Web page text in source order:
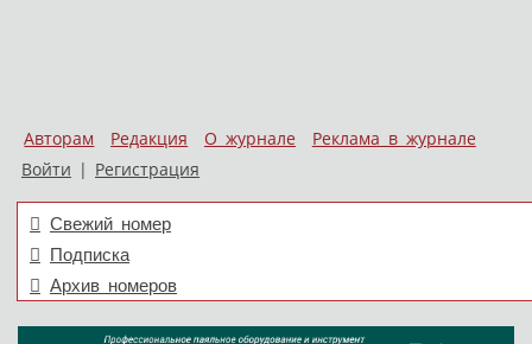
Авторам Редакция О журнале
Реклама в журнале
Войти | Регистрация
Свежий номер
Подписка
Архив номеров